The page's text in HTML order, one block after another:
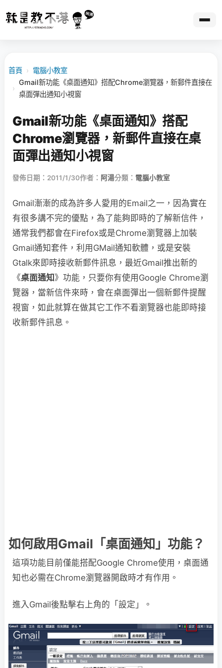
首頁 › 電腦小教室
›
Gmail新功能《桌面通知》搭配Chrome瀏覽器，新郵件直接在
桌面彈出通知小視窗
Gmail新功能《桌面通知》搭配
Chrome瀏覽器，新郵件直接在桌
面彈出通知小視窗
發佈日期：2011/1/30作者： 阿湯分類： 電腦小教室
Gmail漸漸的成為許多人愛用的Email之一，因為實在
有很多講不完的優點，為了能夠即時的了解新信件，
通常我們都會在Firefox或是Chrome瀏覽器上加裝
Gmail通知套件，利用GMail通知軟體，或是安裝
Gtalk來即時接收新郵件訊息，最近Gmail推出新的
《桌面通知 》功能，只要你有使用Google Chrome瀏
覽器，當新信件來時，會在桌面彈出一個新郵件提醒
視窗，如此就算在做其它工作不看瀏覽器也能即時接
收新郵件訊息。
如何啟用Gmail「桌面通知」功能？
這項功能目前僅能搭配Google Chrome使用，桌面通
知也必需在Chrome瀏覽器開啟時才有作用。
進入Gmail後點擊右上角的「設定」。